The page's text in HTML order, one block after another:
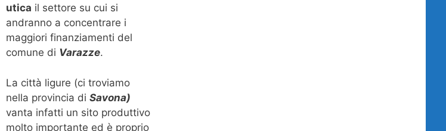
utica il settore su cui si
andranno a concentrare i
maggiori finanziamenti del
comune di Varazze.
La città ligure (ci troviamo
nella provincia diSavona)
vanta infatti un sito produttivo
molto importante ed è proprio